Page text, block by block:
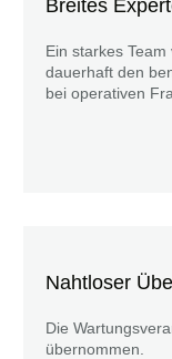
Breites
Ein starkes
dauerhaft den
bei operativen
Nahtloser
Die
übernommen.